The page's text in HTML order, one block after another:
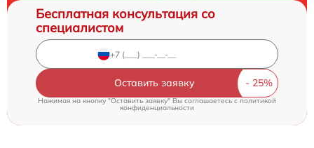
Бесплатная консультация со
специалистом
Оставить заявку
Нажимая на кнопку "Оставить заявку" Вы соглашаетесь c политикой
конфиденциальности